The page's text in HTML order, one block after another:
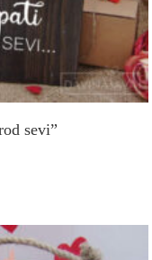
sevi”